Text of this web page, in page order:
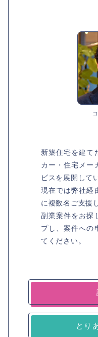
新築住宅を建て
カー・住宅メー
ビスを展開して
現在では弊社経
に複数名ご支援
副業案件をお探
プし、案件への
てください。
とり